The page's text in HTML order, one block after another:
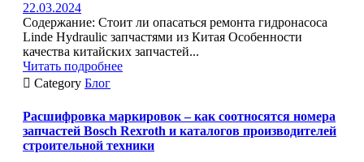
22.03.2024
Содержание: Стоит ли опасаться ремонта гидронасоса
Linde Hydraulic запчастями из Китая Особенности
качества китайских запчастей...
Читать подробнее
 Category Блог
Расшифровка маркировок – как соотносятся номера
запчастей Bosch Rexroth и каталогов производителей
строительной техники